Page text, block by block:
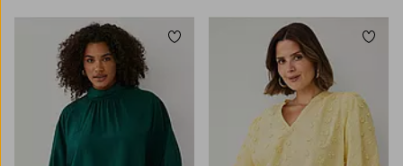
Tilføj til favoritter
3XL 4XL 4XL